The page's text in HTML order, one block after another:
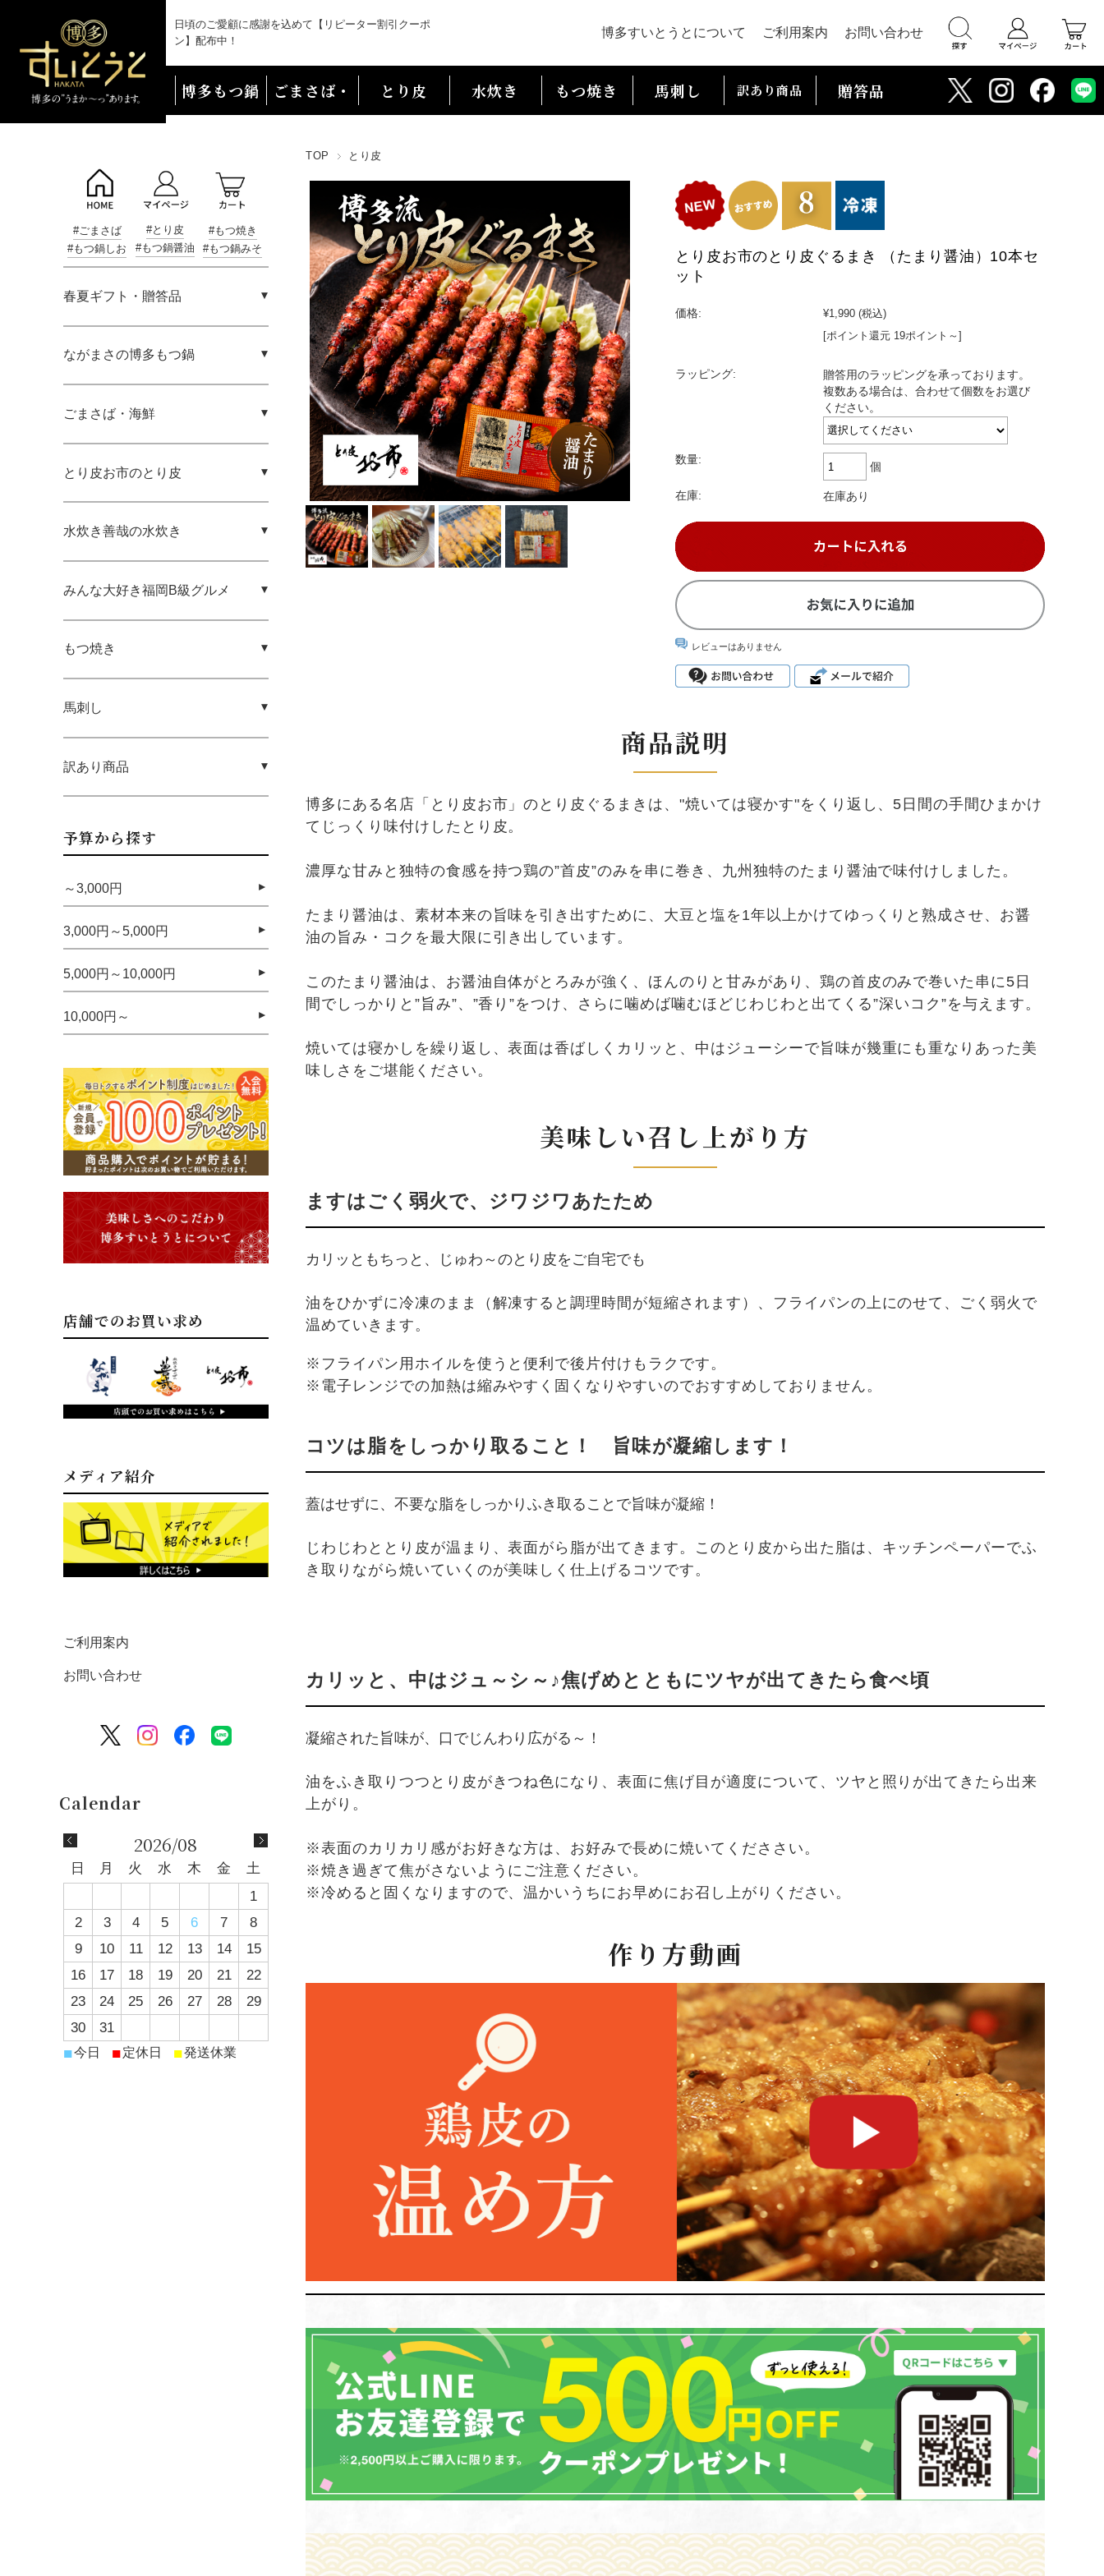
日頃のご愛顧に感謝を込めて【リピーター割引クーポ
ン】配布中！
博多すいとうとについて ご利用案内 お問い合わせ
博多もつ鍋 ごまさば・ とり皮 水炊き もつ焼き 馬刺し 訳あり商品 贈答品
TOP とり皮
とり皮お市のとり皮ぐるまき （たまり醤油）10本セ
ット
価格: ¥1,990 (税込)
[ポイント還元 19ポイント～]
ラッピング:
贈答用のラッピングを承っております。
複数ある場合は、合わせて個数をお選び
ください。
数量:
個
在庫: 在庫あり
レビューはありません
商品説明
博多にある名店「とり皮お市」のとり皮ぐるまきは、"焼いては寝かす"をくり返し、5日間の手間ひまかけ
てじっくり味付けしたとり皮。
濃厚な甘みと独特の食感を持つ鶏の”首皮”のみを串に巻き、九州独特のたまり醤油で味付けしました。
たまり醤油は、素材本来の旨味を引き出すために、大豆と塩を1年以上かけてゆっくりと熟成させ、お醤
油の旨み・コクを最大限に引き出しています。
このたまり醤油は、お醤油自体がとろみが強く、ほんのりと甘みがあり、鶏の首皮のみで巻いた串に5日
間でしっかりと”旨み”、”香り”をつけ、さらに噛めば噛むほどじわじわと出てくる”深いコク”を与えます。
焼いては寝かしを繰り返し、表面は香ばしくカリッと、中はジューシーで旨味が幾重にも重なりあった美
味しさをご堪能ください。
美味しい召し上がり方
ますはごく弱火で、ジワジワあたため
カリッともちっと、じゅわ～のとり皮をご自宅でも
油をひかずに冷凍のまま（解凍すると調理時間が短縮されます）、フライパンの上にのせて、ごく弱火で
温めていきます。
※フライパン用ホイルを使うと便利で後片付けもラクです。
※電子レンジでの加熱は縮みやすく固くなりやすいのでおすすめしておりません。
コツは脂をしっかり取ること！ 旨味が凝縮します！
蓋はせずに、不要な脂をしっかりふき取ることで旨味が凝縮！
じわじわととり皮が温まり、表面がら脂が出てきます。このとり皮から出た脂は、キッチンペーパーでふ
き取りながら焼いていくのが美味しく仕上げるコツです。
カリッと、中はジュ～シ～♪焦げめとともにツヤが出てきたら食べ頃
凝縮された旨味が、口でじんわり広がる～！
油をふき取りつつとり皮がきつね色になり、表面に焦げ目が適度について、ツヤと照りが出てきたら出来
上がり。
※表面のカリカリ感がお好きな方は、お好みで長めに焼いてくだささい。
※焼き過ぎて焦がさないようにご注意ください。
※冷めると固くなりますので、温かいうちにお早めにお召し上がりください。
作り方動画
#ごまさば #とり皮
#もつ焼き
#もつ鍋しお
#もつ鍋醤油 #もつ鍋みそ
春夏ギフト・贈答品
ながまさの博多もつ鍋
ごまさば・海鮮
とり皮お市のとり皮
水炊き善哉の水炊き
みんな大好き福岡B級グルメ
もつ焼き
馬刺し
訳あり商品
予算から探す
～3,000円
3,000円～5,000円
5,000円～10,000円
10,000円～
店舗でのお買い求め
メディア紹介
ご利用案内
お問い合わせ
2026/08
日 月 火 水 木 金
土
1
2
3 4 5 6 7
8
9
10 11 12 13 14
15
16
17 18 19 20 21
22
23
24 25 26 27 28
29
30
31
■今日 ■定休日 ■発送休業